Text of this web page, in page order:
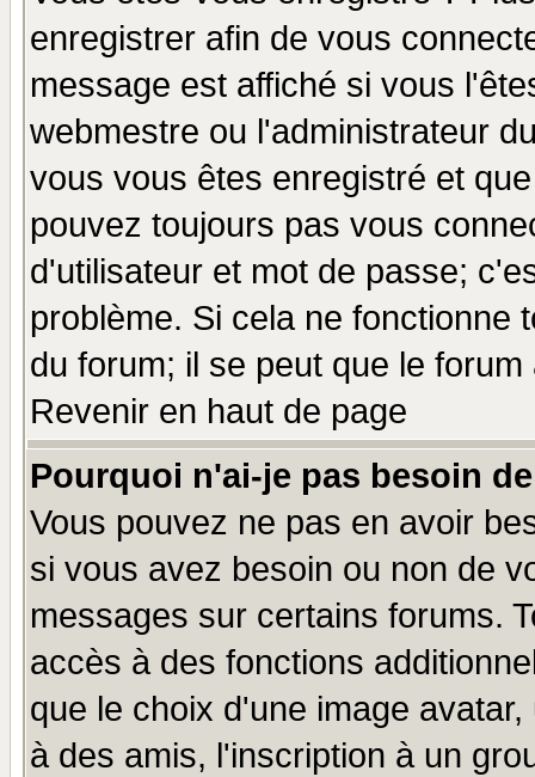
enregistrer afin de vous
message est affiché si vous
webmestre ou l'administrateur
vous vous êtes enregistré et
pouvez toujours pas vous
d'utilisateur et mot de passe;
problème. Si cela ne fonctionne
du forum; il se peut que le
Revenir en haut de page
Pourquoi n'ai-je pas besoin
Vous pouvez ne pas en avoir
si vous avez besoin ou non de
messages sur certains forums.
accès à des fonctions
que le choix d'une image
à des amis, l'inscription à un